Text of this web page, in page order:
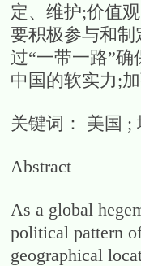
定、维护;价值
要积极参与和
过“一带一路”
中国的软实力;
关键词： 美国 ;
Abstract
As a global
political pattern
geographical